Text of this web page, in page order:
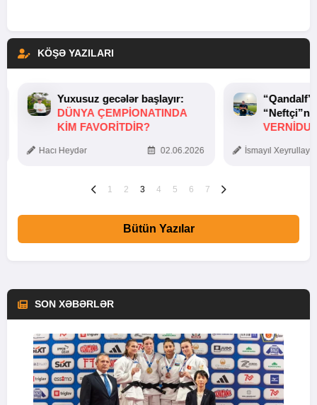
KÖŞƏ YAZILARI
Yuxusuz gecələr başlayır:
DÜNYA ÇEMPIONATINDA
KIM FAVORITDIR?
Hacı Heydər 02.06.2026 İsmayıl
1 2 3 4 5 6 7
Bütün Yazılar
SON XƏBƏRLƏR